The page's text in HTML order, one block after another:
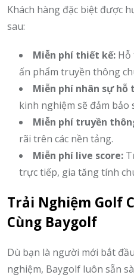
Khách hàng đặc biệt được
sau:
Miễn phí thiết kế: Hỗ
ấn phẩm truyền thông
Miễn phí nhân sự hỗ
kinh nghiệm sẽ đảm bảo
Miễn phí truyền
rãi trên các nền tảng.
Miễn phí live score:
trực tiếp, gia tăng tính
Trải Nghiệm Golf
Cùng Baygolf
Dù bạn là người mới bắt
nghiệm, Baygolf luôn sẵn